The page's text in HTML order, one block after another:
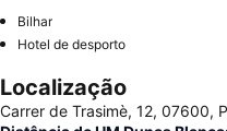
Bilhar
Hotel de desporto
Localização
Carrer de Trasimè, 12, 07600,